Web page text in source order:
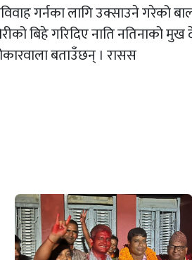
गर्नका लागि उक्साउने गरेको
बिहे गरिदिए नाति नतिनाको
बताउँछन् । रासस